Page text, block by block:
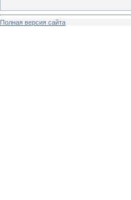
Полная версия сайта